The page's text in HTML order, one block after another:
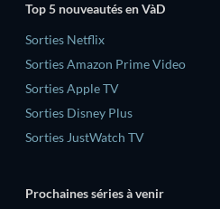
Top 5 nouveautés en VàD
Sorties Netflix
Sorties Amazon Prime Video
Sorties Apple TV
Sorties Disney Plus
Sorties JustWatch TV
Prochaines séries à venir